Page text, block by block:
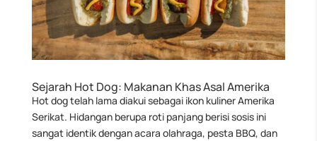
Sejarah Hot Dog: Makanan Khas Asal Amerika
Hot dog telah lama diakui sebagai ikon kuliner Amerika
Serikat. Hidangan berupa roti panjang berisi sosis ini
sangat identik dengan acara olahraga, pesta BBQ, dan